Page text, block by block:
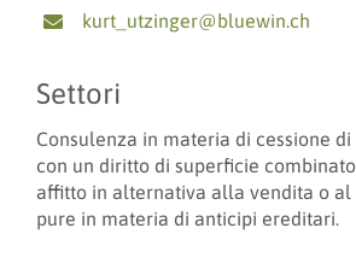
kurt_utzinger@bluewin.ch
Settori
Consulenza in materia di cessione
con un diritto di superficie
affitto in alternativa alla vendita o al
pure in materia di anticipi ereditari.